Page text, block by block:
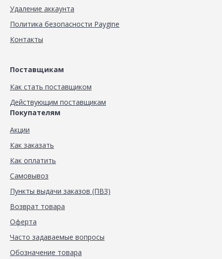
Удаление аккаунта
Политика безопасности Paygine
Контакты
Поставщикам
Как стать поставщиком
Действующим поставщикам
Покупателям
Акции
Как заказать
Как оплатить
Самовывоз
Пункты выдачи заказов (ПВЗ)
Возврат товара
Оферта
Часто задаваемые вопросы
Обозначение товара